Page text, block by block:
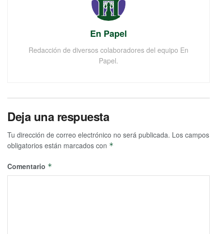
En Papel
Redacción de diversos colaboradores del equipo En
Papel.
Deja una respuesta
Tu dirección de correo electrónico no será publicada. Los campos
obligatorios están marcados con *
Comentario *